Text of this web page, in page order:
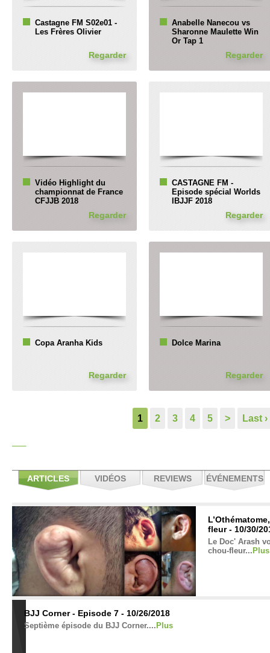
Castagne FM S02e01 -
Les Frères Olivier
Regarder
Anabelle Nanecou vs
Sharonne Maulette Win
Or Tap 1
Regarder
Vidéo Highlight du
championnat de France
CFJJB 2018
Regarder
CASTAGNE FM -
Episode spécial Worlds
IBJJF 2018
Regarder
Copa Aranha Kids
Regarder
Dolce Marina
Regarder
1 2 3 4 5 > Last ›
ARTICLES VIDÉOS REVIEWS ÉVÉNEMENTS
fleur - 10/30/
Le Doc' Arash
chou-fleur... Plus
BJJ Corner - Episode 7 - 10/26/2018
Septième épisode du BJJ Corner.... Plus